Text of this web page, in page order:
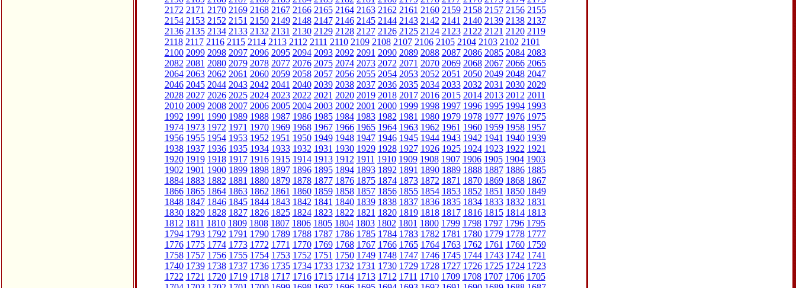
2172 2171 2170 2169 2168 2167 2166 2165 2164 2163 2162 2161 2160 2159 2158 2157 2156 2155
2154 2153 2152 2151 2150 2149 2148 2147 2146 2145 2144 2143 2142 2141 2140 2139 2138 2137
2136 2135 2134 2133 2132 2131 2130 2129 2128 2127 2126 2125 2124 2123 2122 2121 2120 2119
2118 2117 2116 2115 2114 2113 2112 2111 2110 2109 2108 2107 2106 2105 2104 2103 2102 2101
2100 2099 2098 2097 2096 2095 2094 2093 2092 2091 2090 2089 2088 2087 2086 2085 2084 2083
2082 2081 2080 2079 2078 2077 2076 2075 2074 2073 2072 2071 2070 2069 2068 2067 2066 2065
2064 2063 2062 2061 2060 2059 2058 2057 2056 2055 2054 2053 2052 2051 2050 2049 2048 2047
2046 2045 2044 2043 2042 2041 2040 2039 2038 2037 2036 2035 2034 2033 2032 2031 2030 2029
2028 2027 2026 2025 2024 2023 2022 2021 2020 2019 2018 2017 2016 2015 2014 2013 2012 2011
2010 2009 2008 2007 2006 2005 2004 2003 2002 2001 2000 1999 1998 1997 1996 1995 1994 1993
1992 1991 1990 1989 1988 1987 1986 1985 1984 1983 1982 1981 1980 1979 1978 1977 1976 1975
1974 1973 1972 1971 1970 1969 1968 1967 1966 1965 1964 1963 1962 1961 1960 1959 1958 1957
1956 1955 1954 1953 1952 1951 1950 1949 1948 1947 1946 1945 1944 1943 1942 1941 1940 1939
1938 1937 1936 1935 1934 1933 1932 1931 1930 1929 1928 1927 1926 1925 1924 1923 1922 1921
1920 1919 1918 1917 1916 1915 1914 1913 1912 1911 1910 1909 1908 1907 1906 1905 1904 1903
1902 1901 1900 1899 1898 1897 1896 1895 1894 1893 1892 1891 1890 1889 1888 1887 1886 1885
1884 1883 1882 1881 1880 1879 1878 1877 1876 1875 1874 1873 1872 1871 1870 1869 1868 1867
1866 1865 1864 1863 1862 1861 1860 1859 1858 1857 1856 1855 1854 1853 1852 1851 1850 1849
1848 1847 1846 1845 1844 1843 1842 1841 1840 1839 1838 1837 1836 1835 1834 1833 1832 1831
1830 1829 1828 1827 1826 1825 1824 1823 1822 1821 1820 1819 1818 1817 1816 1815 1814 1813
1812 1811 1810 1809 1808 1807 1806 1805 1804 1803 1802 1801 1800 1799 1798 1797 1796 1795
1794 1793 1792 1791 1790 1789 1788 1787 1786 1785 1784 1783 1782 1781 1780 1779 1778 1777
1776 1775 1774 1773 1772 1771 1770 1769 1768 1767 1766 1765 1764 1763 1762 1761 1760 1759
1758 1757 1756 1755 1754 1753 1752 1751 1750 1749 1748 1747 1746 1745 1744 1743 1742 1741
1740 1739 1738 1737 1736 1735 1734 1733 1732 1731 1730 1729 1728 1727 1726 1725 1724 1723
1722 1721 1720 1719 1718 1717 1716 1715 1714 1713 1712 1711 1710 1709 1708 1707 1706 1705